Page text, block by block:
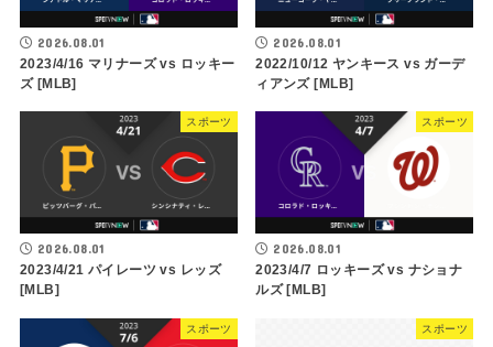
2026.08.01
2023/4/16 マリナーズ vs ロッキー
ズ [MLB]
2026.08.01
2022/10/12 ヤンキース vs ガーデ
ィアンズ [MLB]
スポーツ
2026.08.01
2023/4/21 パイレーツ vs レッズ
[MLB]
スポーツ
2026.08.01
2023/4/7 ロッキーズ vs ナショナ
ルズ [MLB]
スポーツ スポーツ